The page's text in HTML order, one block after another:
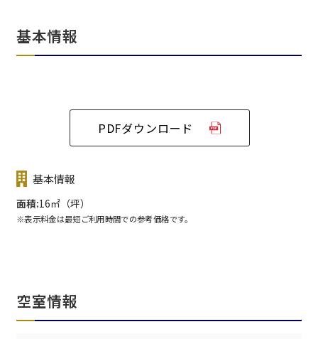
基本情報
PDFダウンロード
基本情報
面積 16㎡（坪）
※表示料金は最短ご利用時間での参考価格です。
空室情報